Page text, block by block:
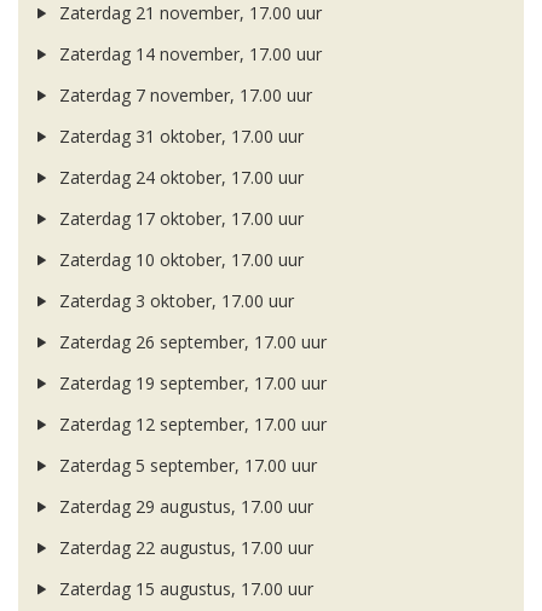
Zaterdag 21 november, 17.00 uur
Zaterdag 14 november, 17.00 uur
Zaterdag 7 november, 17.00 uur
Zaterdag 31 oktober, 17.00 uur
Zaterdag 24 oktober, 17.00 uur
Zaterdag 17 oktober, 17.00 uur
Zaterdag 10 oktober, 17.00 uur
Zaterdag 3 oktober, 17.00 uur
Zaterdag 26 september, 17.00 uur
Zaterdag 19 september, 17.00 uur
Zaterdag 12 september, 17.00 uur
Zaterdag 5 september, 17.00 uur
Zaterdag 29 augustus, 17.00 uur
Zaterdag 22 augustus, 17.00 uur
Zaterdag 15 augustus, 17.00 uur